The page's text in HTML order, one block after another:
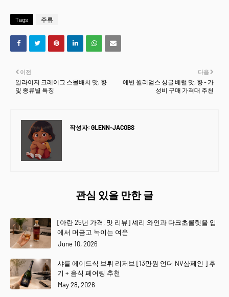
Tags 주류
다음
에반 윌리엄스 싱글 베럴 맛, 향 - 가
성비 구매 가격대 추천
이전
일라이저 크레이그 스몰배치 맛, 향
및 종류별 특징
작성자: GLENN-JACOBS
관심 있을 만한 글
[아란 25년 가격, 맛 리뷰] 셰리 와인과 다크초콜릿을 입
에서 머금고 녹이는 여운
June 10, 2026
샤를 에이드식 브뤼 리저브 [13만원 언더 NV샴페인 ] 후
기 + 음식 페어링 추천
May 28, 2026